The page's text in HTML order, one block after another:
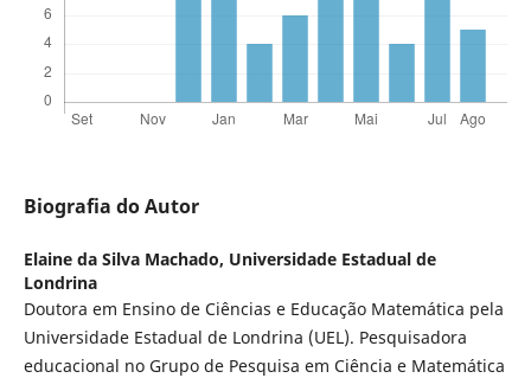
Biografia do Autor
Elaine da Silva Machado, Universidade Estadual de
Londrina
Doutora em Ensino de Ciências e Educação Matemática pela
Universidade Estadual de Londrina (UEL). Pesquisadora
educacional no Grupo de Pesquisa em Ciência e Matemática